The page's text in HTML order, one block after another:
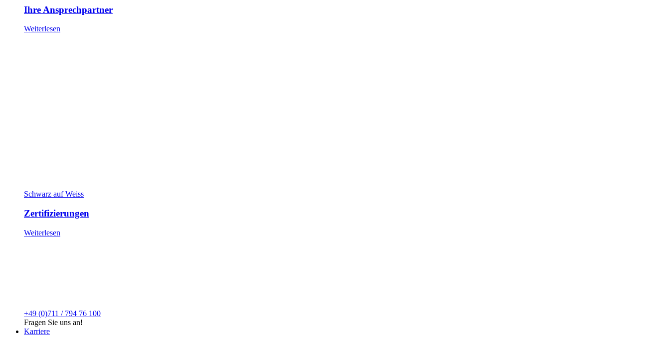
Ihre Ansprechpartner
Weiterlesen
Schwarz auf Weiss
Zertifizierungen
Weiterlesen
+49 (0)711 / 794 76 100
Fragen Sie uns an!
Karriere